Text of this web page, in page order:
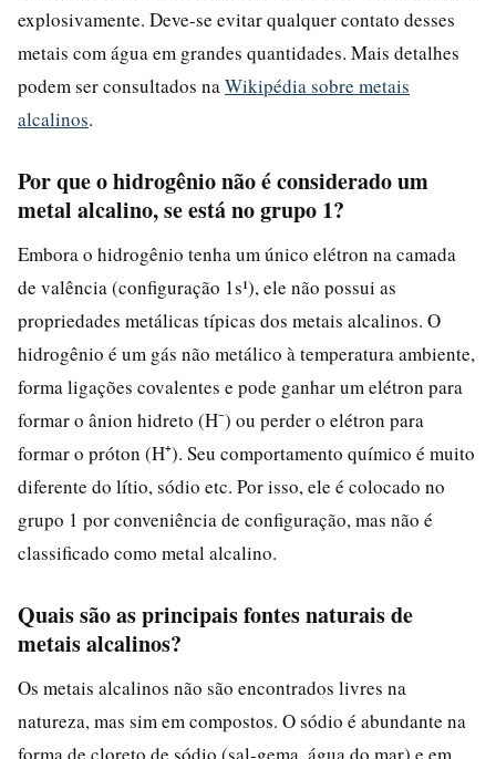
explosivamente. Deve-se evitar qualquer contato desses
metais com água em grandes quantidades. Mais detalhes
podem ser consultados na Wikipédia sobre metais
alcalinos.
Por que o hidrogênio não é considerado um
metal alcalino, se está no grupo 1?
Embora o hidrogênio tenha um único elétron na camada
de valência (configuração 1s¹), ele não possui as
propriedades metálicas típicas dos metais alcalinos. O
hidrogênio é um gás não metálico à temperatura ambiente,
forma ligações covalentes e pode ganhar um elétron para
formar o ânion hidreto (H⁻) ou perder o elétron para
formar o próton (H⁺). Seu comportamento químico é muito
diferente do lítio, sódio etc. Por isso, ele é colocado no
grupo 1 por conveniência de configuração, mas não é
classificado como metal alcalino.
Quais são as principais fontes naturais de
metais alcalinos?
Os metais alcalinos não são encontrados livres na
natureza, mas sim em compostos. O sódio é abundante na
forma de cloreto de sódio (sal-gema, água do mar) e em